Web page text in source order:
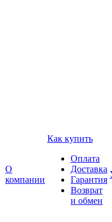
О
компании
Как купить
Оплата
Доставка
Гарантия
Возврат
и обмен